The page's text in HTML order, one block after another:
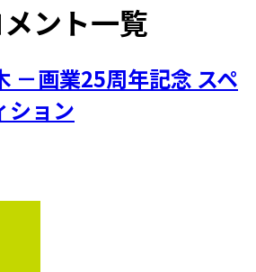
ント一覧
－画業25周年記念 スペ
ション